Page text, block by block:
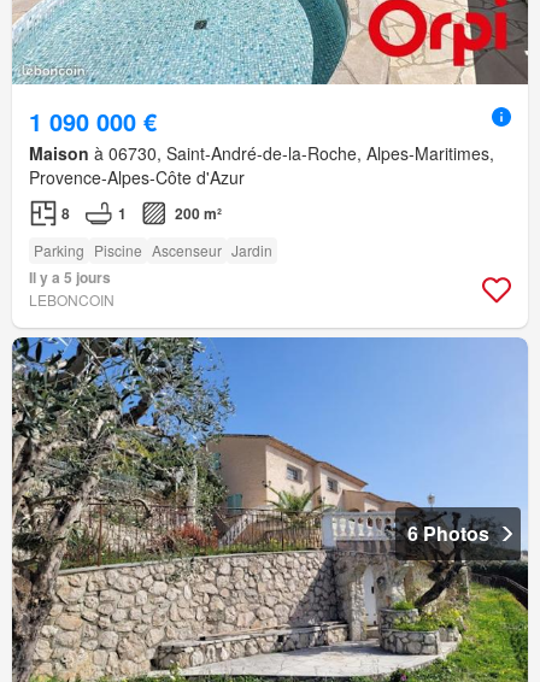
1 090 000 €
Maison à 06730, Saint-André-de-la-Roche, Alpes-Maritimes,
Provence-Alpes-Côte d'Azur
8 1 200 m²
Parking Piscine Ascenseur Jardin
Il y a 5 jours
LEBONCOIN
6 Photos